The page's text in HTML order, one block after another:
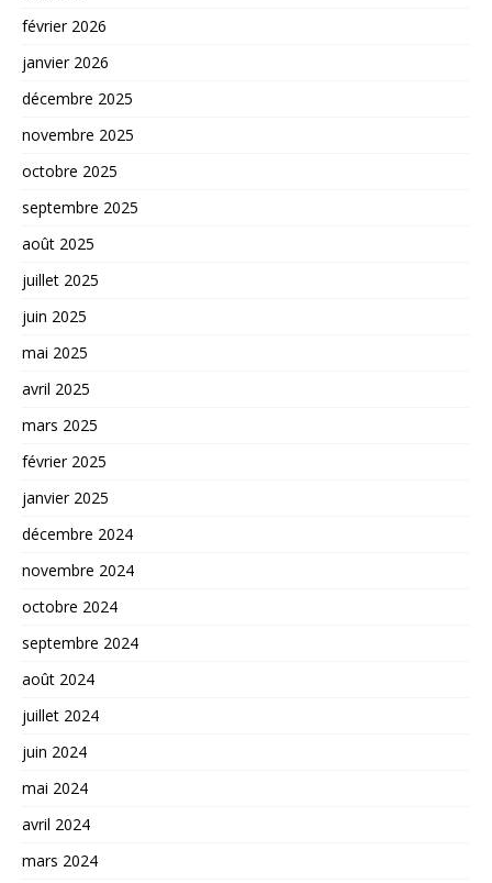
février 2026
janvier 2026
décembre 2025
novembre 2025
octobre 2025
septembre 2025
août 2025
juillet 2025
juin 2025
mai 2025
avril 2025
mars 2025
février 2025
janvier 2025
décembre 2024
novembre 2024
octobre 2024
septembre 2024
août 2024
juillet 2024
juin 2024
mai 2024
avril 2024
mars 2024